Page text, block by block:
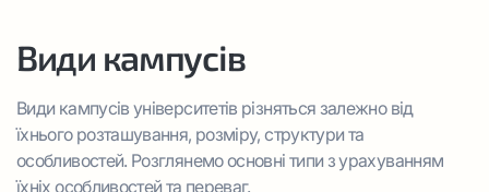
Види кампусів
Види кампусів університетів різняться залежно від
їхнього розташування, розміру, структури та
особливостей. Розглянемо основні типи з урахуванням
їхніх особливостей та переваг.